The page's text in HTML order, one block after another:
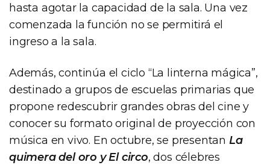
hasta agotar la capacidad de la sala. Una vez
comenzada la función no se permitirá el
ingreso a la sala.
Además, continúa el ciclo “La linterna mágica”,
destinado a grupos de escuelas primarias que
propone redescubrir grandes obras del cine y
conocer su formato original de proyección con
música en vivo. En octubre, se presentan La
quimera del oro y El circo, dos célebres